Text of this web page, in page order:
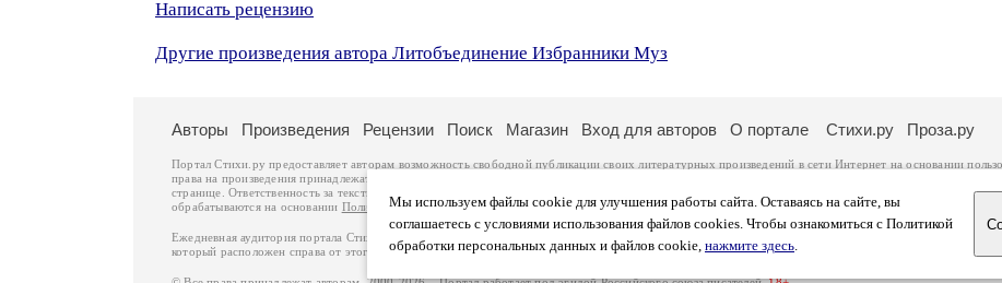
Написать рецензию
Другие произведения автора Литобъединение Избранники Муз
Мы используем файлы cookie для улучшения работы сайта. Оставаясь на сайте, вы
соглашаетесь с условиями использования файлов cookies. Чтобы ознакомиться с Политикой
обработки персональных данных и файлов cookie, нажмите здесь.
Авторы Произведения Рецензии Поиск Магазин Вход для авторов О портале Стихи.ру Проза.ру
Портал Стихи.ру предоставляет авторам возможность свободной публикации своих литературных произведений в сети Интернет на основании
права на произведения принадлежат авторам и охраняются
. Перепечатка произведений возможна только с согласия его автора, к которому
странице. Ответственность за тексты произведений авторы несут самостоятельно на основании
законодательства Российской
обрабатываются на основании Политики обработки персональных данных. Вы также можете посмотреть более подробнуюинформацию о портале
Ежедневная аудитория портала Стихи.ру – порядка 200 тысяч посетителей, которые в общей сумме просматривают более двух миллионов страниц
который расположен справа от этого текста. В каждой графе указано по две цифры: количество просмотров и количество посетителей.